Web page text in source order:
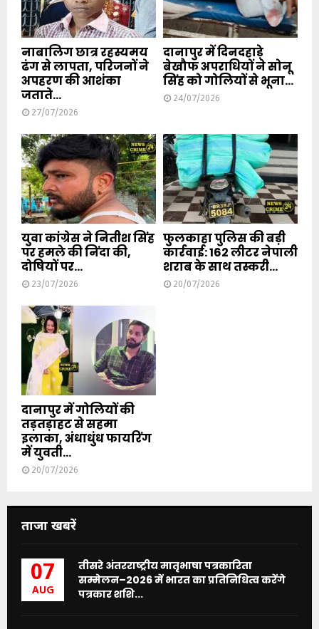
नाबालिग छात्र रहस्यमय
ढंग से लापता, परिजनों ने
अपहरण की आशंका
जताते...
27/07/2026
दानापुर में दिनदहाड़े
बेखौफ अपराधियों ने सोनू
सिंह को गोलियों से भूना...
24/07/2026
युवा कांग्रेस ने नितीश सिंह
पर हमले की निंदा की,
दोषियों पर...
23/07/2026
फुलकाहा पुलिस की बड़ी
कार्रवाई: 162 लीटर नेपाली
शराब के साथ तस्करी...
20/07/2026
दानापुर में गोलियों की
तड़तड़ाहट से सहमा
इलाका, अंधाधुंध फायरिंग
में युवती...
20/07/2026
ताजा खबरें
07
AUG
तीसरे अंतरराष्ट्रीय मातृभाषा पत्रकारिता
सम्मेलन–2026 में भारत का प्रतिनिधित्व करेंगे
पत्रकार शशि...